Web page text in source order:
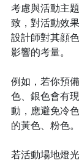
考慮與活動主
致，對活動效
設計師對其顔
影響的考量。
例如，若你預
色、銀色會有
動，應避免冷
的黃色、粉色。
若活動場地燈